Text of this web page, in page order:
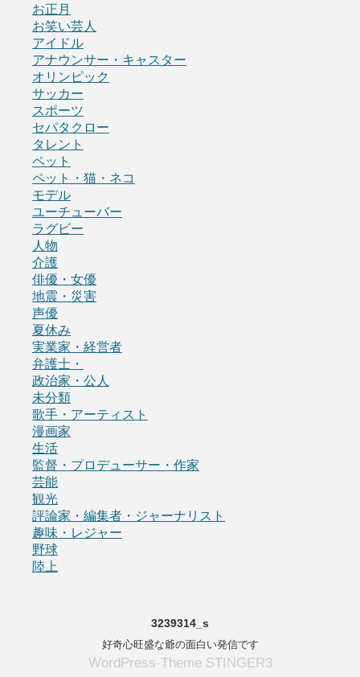
お正月
お笑い芸人
アイドル
アナウンサー・キャスター
オリンピック
サッカー
スポーツ
セパタクロー
タレント
ペット
ペット・猫・ネコ
モデル
ユーチューバー
ラグビー
人物
介護
俳優・女優
地震・災害
声優
夏休み
実業家・経営者
弁護士・
政治家・公人
未分類
歌手・アーティスト
漫画家
生活
監督・プロデューサー・作家
芸能
観光
評論家・編集者・ジャーナリスト
趣味・レジャー
野球
陸上
3239314_s
好奇心旺盛な爺の面白い発信です
WordPress-Theme STINGER3